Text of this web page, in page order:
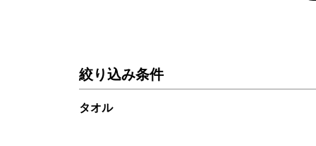
絞り込み条件
タオル